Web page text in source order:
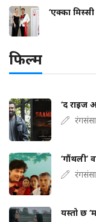
‘एक्का मिस्सी
फिल्म
‘द राइज
‘गौंथली’
यस्तो छ